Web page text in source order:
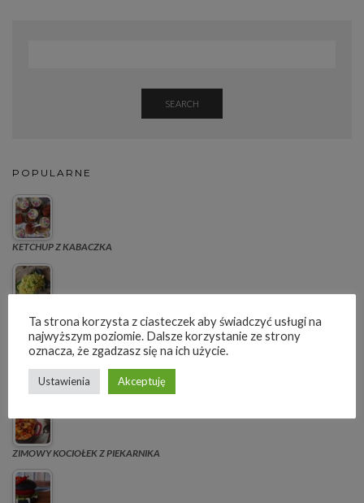
SEARCH
POPULARNE
KETCHUP Z KABACZKA
SURÓWKA Z KAPUSTY JAK U CHIŃCZYKA
BABKA DROŻDŻOWA BEZ ZAGNIATANIA
ZIMOWY KOCIOŁEK Z PIEKARNIKA
Ta strona korzysta z ciasteczek aby świadczyć usługi na
najwyższym poziomie. Dalsze korzystanie ze strony
oznacza, że zgadzasz się na ich użycie.
Ustawienia Akceptuję